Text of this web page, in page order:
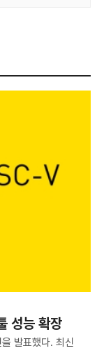
성능 확장
발표했다. 최신